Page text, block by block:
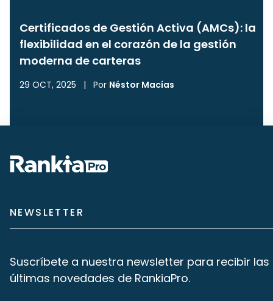
Certificados de Gestión Activa (AMCs): la
flexibilidad en el corazón de la gestión
moderna de carteras
29 OCT, 2025 | Por Néstor Macías
NEWSLETTER
Suscríbete a nuestra newsletter para recibir las
últimas novedades de RankiaPro.